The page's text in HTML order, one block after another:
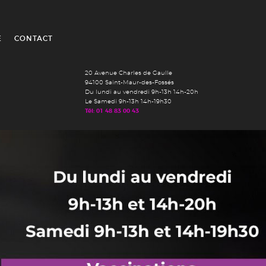
CONTACT
20 Avenue Charles de Gaulle
94100 Saint-Maur-des-Fossés
Du lundi au vendredi 9h-13h 14h-20h
Le Samedi 9h-13h 14h-19h30
Tél: 01 48 83 00 43